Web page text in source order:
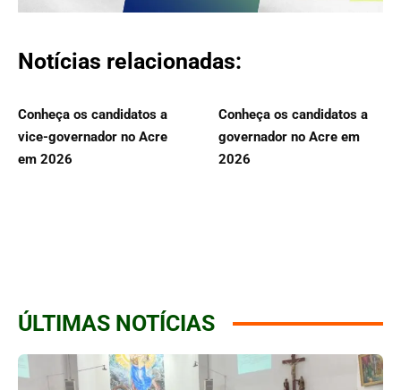
Notícias relacionadas:
Conheça os candidatos a
vice-governador no Acre
em 2026
Conheça os candidatos a
governador no Acre em
2026
ÚLTIMAS NOTÍCIAS